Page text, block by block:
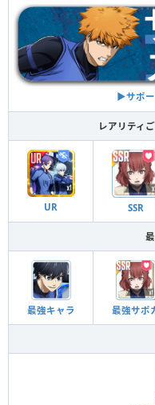
▶︎サポー
レアリティ
UR SSR
最強キャラ 最強サポ